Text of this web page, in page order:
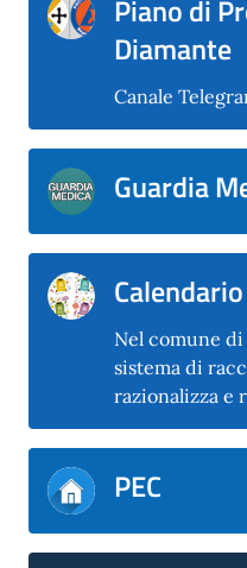
Piano di
Diamante
Canale
Guardia
Nel comune
sistema di
razionalizza e
PEC